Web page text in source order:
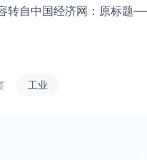
转自中国经济网：原标题
工业